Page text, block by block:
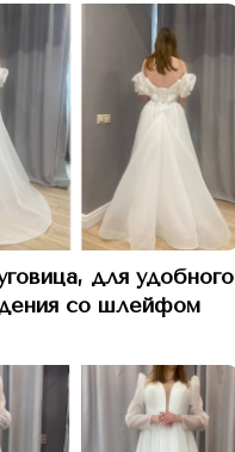
для удобного
со шлейфом